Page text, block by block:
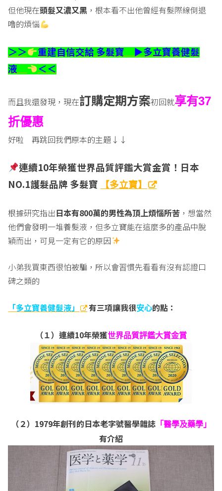
但他現在頭髮又濃又黑 ，根本看不出他曾經有髮際線倒退
嚕的煩惱
＞＞ 重建自信交給 多髮寶 ▶多立寶養健髮
液
＜＜
而且我還發現，現在訂購定期方案初回就享有37
折優惠
好啦 再跳回我們原本的主題↓↓
連續10年榮獲世界品質評鑑大賞金賞！日本
NO.1護髮品牌 多髮寶 【多立寶】
根據研究指出日本有800萬的男性為頂上煩惱所苦 ，想當然
他們會發明一堆養髮液，但多立寶能在這麼多的產品中脫
穎而出，可見一定有它的原因
小弟我買東西很怕被騙，所以會習慣先看看有沒有認證口
碑之類的
「多立寶養健髮液」 有三項讓我很安心的點：
（１）連續10年榮獲世界品質評鑑大賞金賞
（２） 1979年創刊的日本老字號醫學雜誌 「醫學及藥學」
有介紹